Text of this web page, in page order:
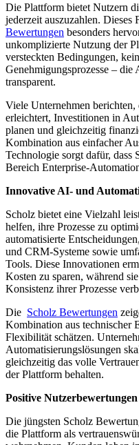
Die Plattform bietet Nutzern
jederzeit auszuzahlen. Dieses
Bewertungen besonders
unkomplizierte Nutzung der
versteckten Bedingungen,
Genehmigungsprozesse –
transparent.
Viele Unternehmen berichten,
erleichtert, Investitionen in
planen und gleichzeitig
Kombination aus einfacher
Technologie sorgt dafür, dass
Bereich Enterprise-
Innovative AI- und
Scholz bietet eine Vielzahl
helfen, ihre Prozesse zu
automatisierte
und CRM-Systeme sowie
Tools. Diese Innovationen
Kosten zu sparen, während
Konsistenz ihrer Prozesse
Die Scholz Bewertungen
Kombination aus technischer
Flexibilität schätzen.
Automatisierungslösungen
gleichzeitig das volle
der Plattform behalten.
Positive
Die jüngsten Scholz
die Plattform als